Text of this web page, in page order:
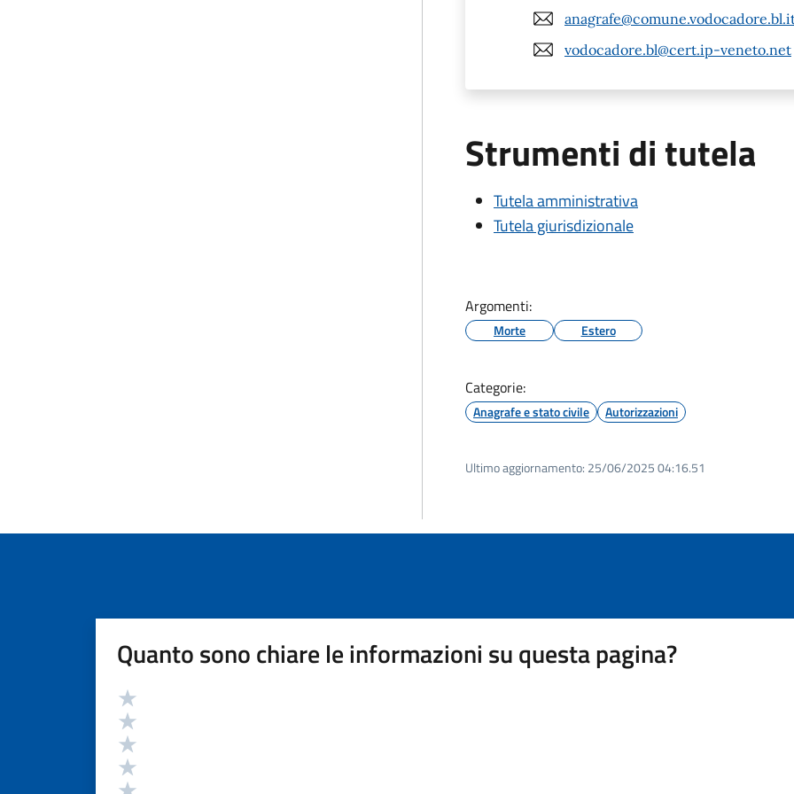
vodocadore.bl@cert.ip-veneto.net
Strumenti di tutela
Tutela amministrativa
Tutela giurisdizionale
Argomenti:
Morte Estero
Categorie:
Anagrafe e stato civile Autorizzazioni
Ultimo aggiornamento: 25/06/2025 04:16.51
Quanto sono chiare le informazioni su questa pagina?
Valutazione